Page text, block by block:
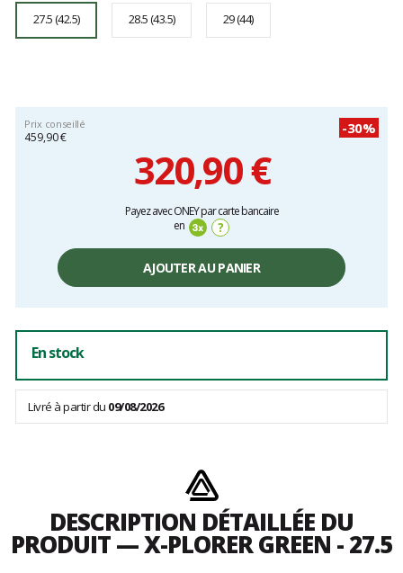
27.5 (42.5) 28.5 (43.5) 29 (44)
Prix conseillé
459,90 €
-30%
320,90 €
Payez avec ONEY par carte bancaire
en
?
AJOUTER AU PANIER
En stock
Livré à partir du 09/08/2026
DESCRIPTION DÉTAILLÉE DU
PRODUIT — X-PLORER GREEN - 27.5